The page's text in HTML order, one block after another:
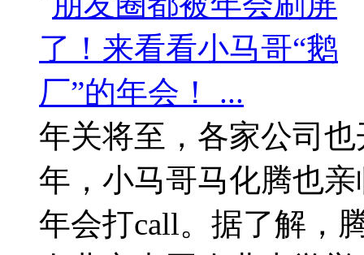
年关将至，各家公司
年，小马哥马化腾也
年会打call。据了解，